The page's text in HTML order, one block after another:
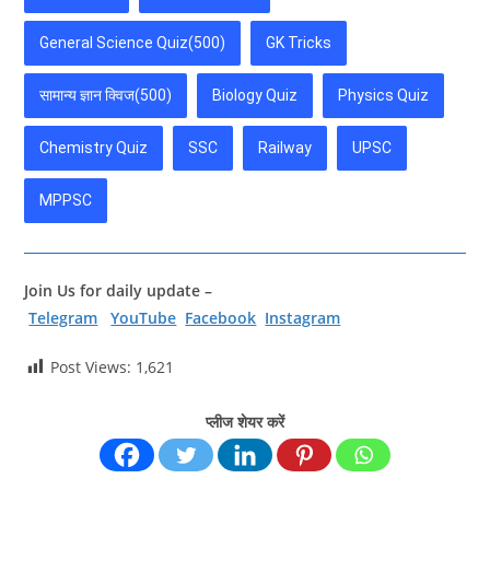
General Science Quiz(500) GK Tricks
सामान्य ज्ञान क्विज(500) Biology Quiz Physics Quiz
Chemistry Quiz SSC Railway UPSC
MPPSC
Join Us for daily update –
Telegram
YouTube Facebook Instagram
Post Views: 1,621
प्लीज शेयर करें